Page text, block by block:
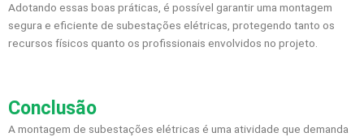
Adotando essas boas práticas, é possível garantir uma montagem
segura e eficiente de subestações elétricas, protegendo tanto os
recursos físicos quanto os profissionais envolvidos no projeto.
Conclusão
A montagem de subestações elétricas é uma atividade que demanda